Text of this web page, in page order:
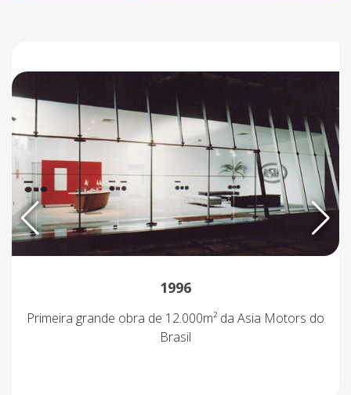
1996
Primeira grande obra de 12.000m² da Asia Motors do
Brasil